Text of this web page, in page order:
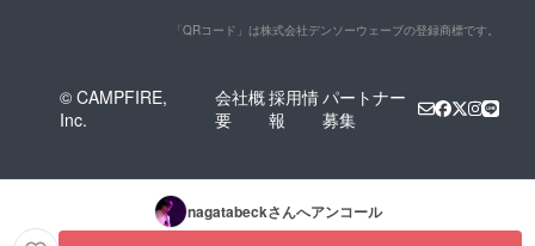
「QRコード」は株式会社デンソーウェーブの登録商標です。
© CAMPFIRE,
Inc.
会社概
要
採用情
報
パートナー
募集
nagatabeckさんへアンコール